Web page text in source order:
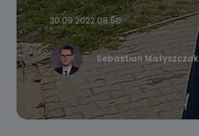
30.09.2022 08:50
Sebastian Matyszczak